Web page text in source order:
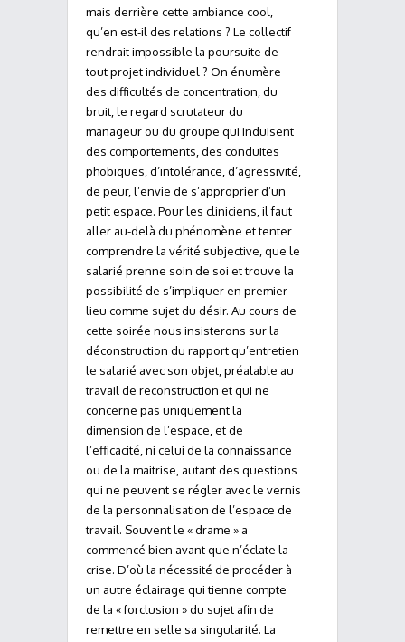
mais derrière cette ambiance cool,
qu’en est-il des relations ? Le collectif
rendrait impossible la poursuite de
tout projet individuel ? On énumère
des difficultés de concentration, du
bruit, le regard scrutateur du
manageur ou du groupe qui induisent
des comportements, des conduites
phobiques, d’intolérance, d’agressivité,
de peur, l’envie de s’approprier d’un
petit espace. Pour les cliniciens, il faut
aller au-delà du phénomène et tenter
comprendre la vérité subjective, que le
salarié prenne soin de soi et trouve la
possibilité de s’impliquer en premier
lieu comme sujet du désir. Au cours de
cette soirée nous insisterons sur la
déconstruction du rapport qu’entretien
le salarié avec son objet, préalable au
travail de reconstruction et qui ne
concerne pas uniquement la
dimension de l’espace, et de
l’efficacité, ni celui de la connaissance
ou de la maitrise, autant des questions
qui ne peuvent se régler avec le vernis
de la personnalisation de l’espace de
travail. Souvent le « drame » a
commencé bien avant que n’éclate la
crise. D’où la nécessité de procéder à
un autre éclairage qui tienne compte
de la « forclusion » du sujet afin de
remettre en selle sa singularité. La